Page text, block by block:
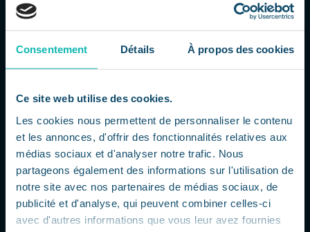
Consentement Détails À propos des cookies
Ce site web utilise des cookies.
Les cookies nous permettent de personnaliser le contenu
et les annonces, d'offrir des fonctionnalités relatives aux
médias sociaux et d'analyser notre trafic. Nous
partageons également des informations sur l'utilisation de
notre site avec nos partenaires de médias sociaux, de
publicité et d'analyse, qui peuvent combiner celles-ci
avec d'autres informations que vous leur avez fournies
L'explosion de l'IA transforme le marché
des infrastructures Nokia profite
pleinement de la montée en puissance
l'accompagnent. Au deuxième trimestre